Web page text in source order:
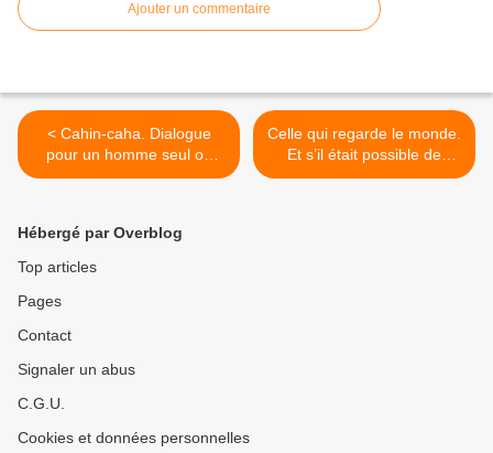
Ajouter un commentaire
< Cahin-caha. Dialogue
pour un homme seul ou
monologue à deux ou par
Celle qui regarde le monde.
Et s’il était possible de
conjuguer demain au futur
Hébergé par Overblog
Top articles
Pages
Contact
Signaler un abus
C.G.U.
Cookies et données personnelles